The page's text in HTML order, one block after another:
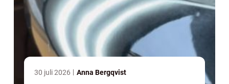
30 juli 2026 Anna Bergqvist